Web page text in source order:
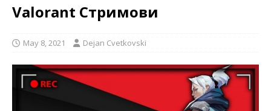
Valorant Стримови
May 8, 2021 Dejan Cvetkovski